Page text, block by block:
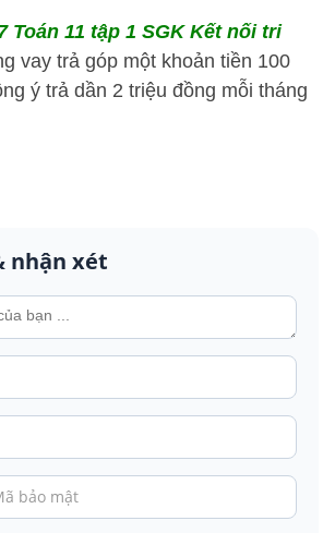
Toán 11 tập 1 SGK Kết nối tri
vay trả góp một khoản tiền 100
ý trả dần 2 triệu đồng mỗi tháng
nhận xét